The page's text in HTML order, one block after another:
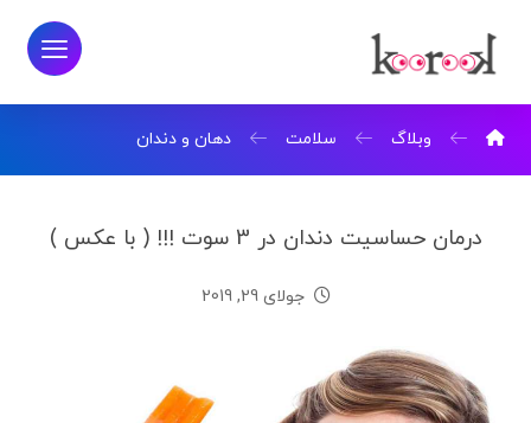
وبلاگ سلامت دهان و دندان
درمان حساسیت دندان در 3 سوت !!! ( با عکس )
جولای 29, 2019